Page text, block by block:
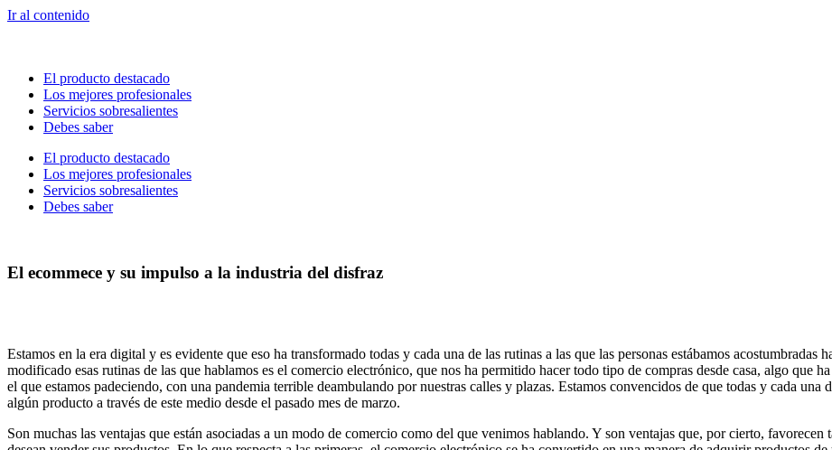
Ir al contenido
El producto destacado
Los mejores profesionales
Servicios sobresalientes
Debes saber
El producto destacado
Los mejores profesionales
Servicios sobresalientes
Debes saber
El ecommece y su impulso a la industria del disfraz
Estamos en la era digital y es evidente que eso ha transformado todas y cada una de las rutinas a las que las personas estábamos acostumbradas
modificado esas rutinas de las que hablamos es el comercio electrónico, que nos ha permitido hacer todo tipo de compras desde casa, algo que
el que estamos padeciendo, con una pandemia terrible deambulando por nuestras calles y plazas. Estamos convencidos de que todas y cada una
algún producto a través de este medio desde el pasado mes de marzo.
Son muchas las ventajas que están asociadas a un modo de comercio como del que venimos hablando. Y son ventajas que, por cierto,